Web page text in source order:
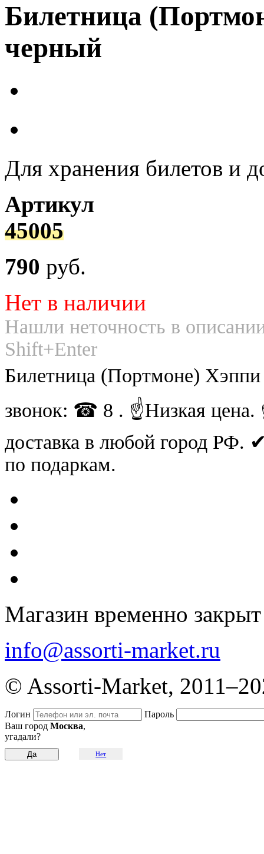
Билетница
черный
Для хранения билетов и
Артикул
45005
790 руб.
Нет в наличии
Нашли неточность в
Shift+Enter
Билетница (Портмоне)
звонок: ☎ 8 . ☝Низкая
доставка в любой город
по подаркам.
Магазин временно закрыт
info@assorti-market.ru
© Assorti-Market,
Логин
Пароль
Ваш город Москва,
угадали?
Нет